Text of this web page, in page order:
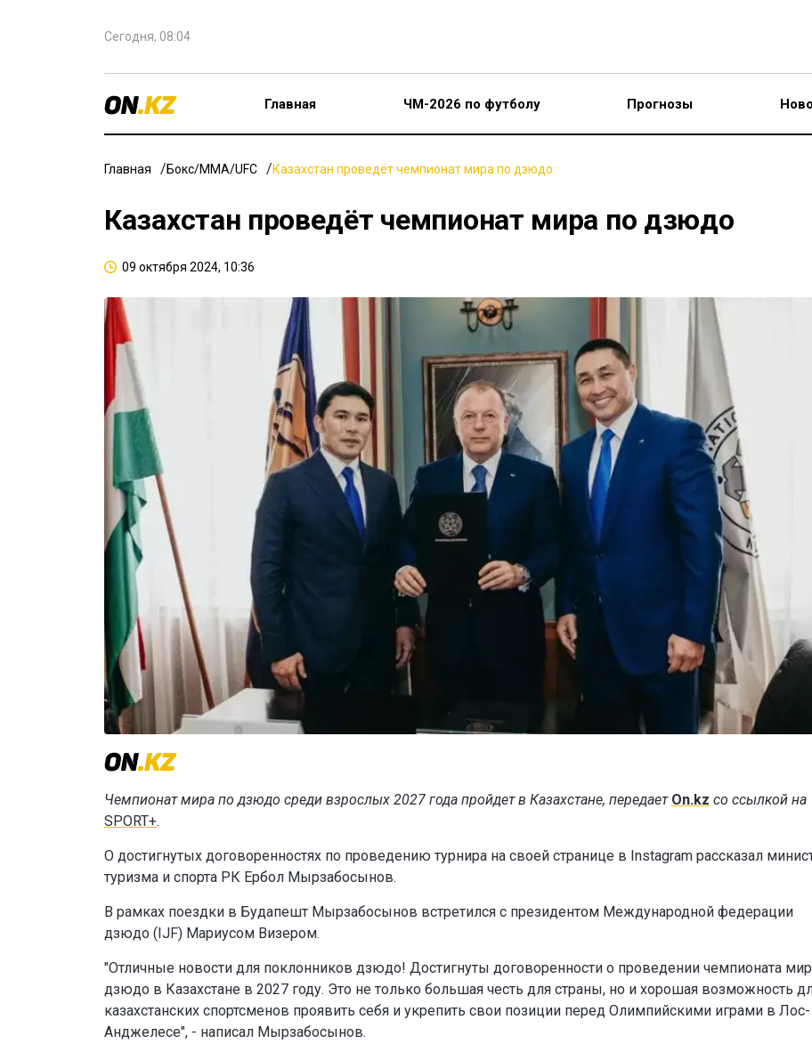
Сегодня, 08:04
Главная ЧМ-2026 по футболу Прогнозы
Главная Бокс/ММА/UFC Казахстан проведёт чемпионат мира по дзюдо
Казахстан проведёт чемпионат мира по дзюдо
09 октября 2024, 10:36
Чемпионат мира по дзюдо среди взрослых 2027 года пройдет в Казахстане, передает On.kz со ссылкой на
SPORT+.
О достигнутых договоренностях по проведению турнира на своей странице в Instagram рассказал
туризма и спорта РК Ербол Мырзабосынов.
В рамках поездки в Будапешт Мырзабосынов встретился с президентом Международной федерации
дзюдо (IJF) Мариусом Визером.
"Отличные новости для поклонников дзюдо! Достигнуты договоренности о проведении чемпионата
дзюдо в Казахстане в 2027 году. Это не только большая честь для страны, но и хорошая возможность
казахстанских спортсменов проявить себя и укрепить свои позиции перед Олимпийскими играми в Лос-
Анджелесе", - написал Мырзабосынов.